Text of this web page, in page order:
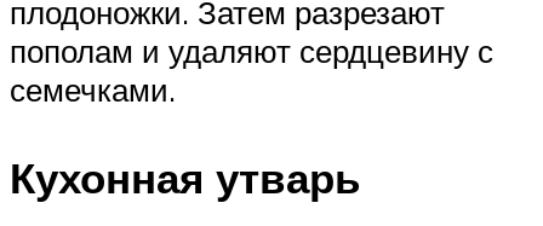
плодоножки. Затем разрезают
пополам и удаляют сердцевину с
семечками.
Кухонная утварь